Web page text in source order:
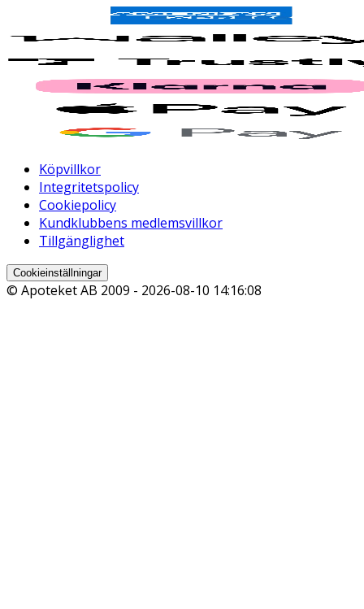
Köpvillkor
Integritetspolicy
Cookiepolicy
Kundklubbens medlemsvillkor
Tillgänglighet
Cookieinställningar
© Apoteket AB 2009 - 2026-08-10 14:16:08